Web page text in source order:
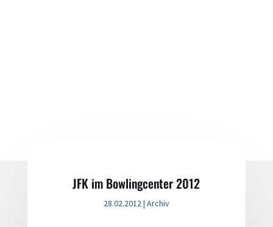
JFK im Bowlingcenter 2012
28.02.2012| Archiv